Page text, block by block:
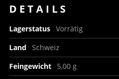
DETAILS
Lagerstatus Vorrätig
Land
Schweiz
Feingewicht
5,00 g